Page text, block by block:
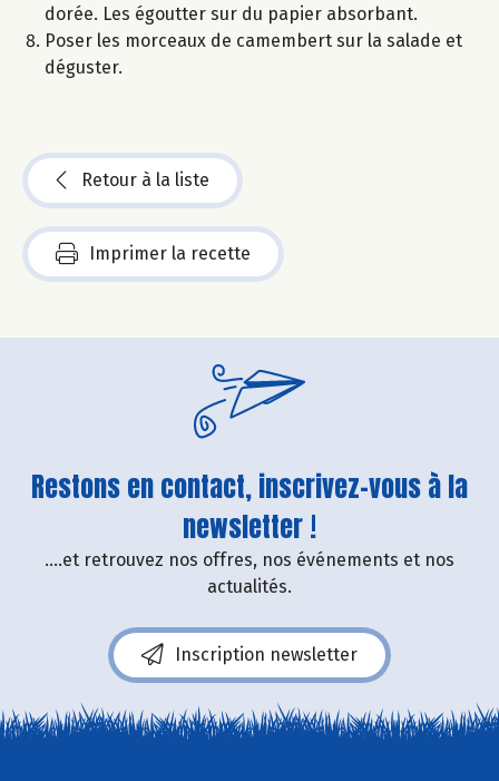
dorée. Les égoutter sur du papier absorbant.
Poser les morceaux de camembert sur la salade et
déguster.
Retour à la liste
Imprimer la recette
Restons en contact, inscrivez-vous à la
newsletter !
....et retrouvez nos offres, nos événements et nos
actualités.
Inscription newsletter